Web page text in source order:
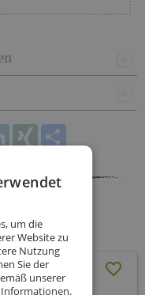
LinkedIn
XING
Sunshine
(AT)
um die
Website zu
Nutzung
Sie der
unserer